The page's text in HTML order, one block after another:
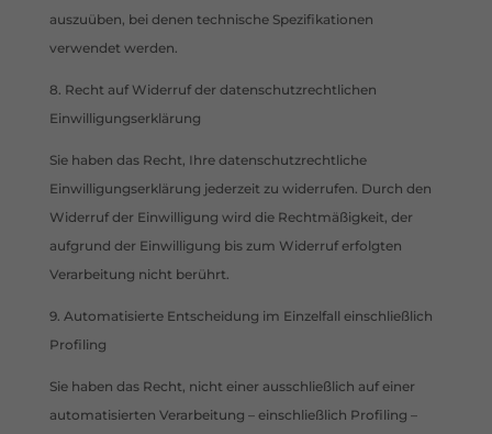
auszuüben, bei denen technische Spezifikationen
verwendet werden.
8. Recht auf Widerruf der datenschutzrechtlichen
Einwilligungserklärung
Sie haben das Recht, Ihre datenschutzrechtliche
Einwilligungserklärung jederzeit zu widerrufen. Durch den
Widerruf der Einwilligung wird die Rechtmäßigkeit, der
aufgrund der Einwilligung bis zum Widerruf erfolgten
Verarbeitung nicht berührt.
9. Automatisierte Entscheidung im Einzelfall einschließlich
Profiling
Sie haben das Recht, nicht einer ausschließlich auf einer
automatisierten Verarbeitung – einschließlich Profiling –